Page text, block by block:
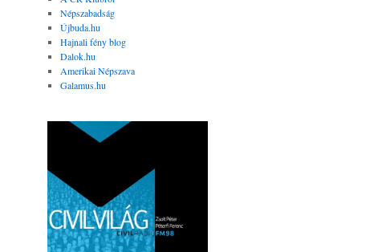
Népszabadság
Újbuda.hu
Hajnali fény blog
Dalok.hu
Amerikai Népszava
Galamus.hu